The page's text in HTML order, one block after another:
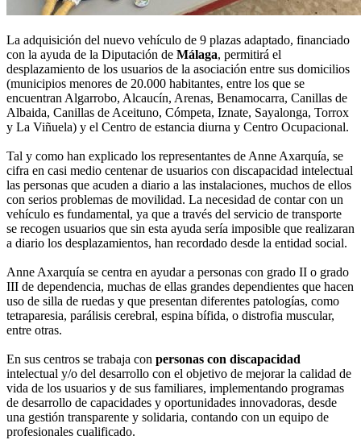
La adquisición del nuevo vehículo de 9 plazas adaptado, financiado
con la ayuda de la Diputación de Málaga, permitirá el
desplazamiento de los usuarios de la asociación entre sus domicilios
(municipios menores de 20.000 habitantes, entre los que se
encuentran Algarrobo, Alcaucín, Arenas, Benamocarra, Canillas de
Albaida, Canillas de Aceituno, Cómpeta, Iznate, Sayalonga, Torrox
y La Viñuela) y el Centro de estancia diurna y Centro Ocupacional.
Tal y como han explicado los representantes de Anne Axarquía, se
cifra en casi medio centenar de usuarios con discapacidad intelectual
las personas que acuden a diario a las instalaciones, muchos de ellos
con serios problemas de movilidad. La necesidad de contar con un
vehículo es fundamental, ya que a través del servicio de transporte
se recogen usuarios que sin esta ayuda sería imposible que realizaran
a diario los desplazamientos, han recordado desde la entidad social.
Anne Axarquía se centra en ayudar a personas con grado II o grado
III de dependencia, muchas de ellas grandes dependientes que hacen
uso de silla de ruedas y que presentan diferentes patologías, como
tetraparesia, parálisis cerebral, espina bífida, o distrofia muscular,
entre otras.
En sus centros se trabaja con personas con discapacidad
intelectual y/o del desarrollo con el objetivo de mejorar la calidad de
vida de los usuarios y de sus familiares, implementando programas
de desarrollo de capacidades y oportunidades innovadoras, desde
una gestión transparente y solidaria, contando con un equipo de
profesionales cualificado.